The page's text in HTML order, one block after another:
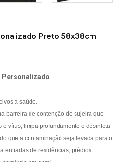
Preto 58x38cm
Personalizado
a saúde.
barreira de contenção de sujeira que
e vírus, limpa profundamente e desinfeta
que a contaminação seja levada para o
entradas de residências, prédios